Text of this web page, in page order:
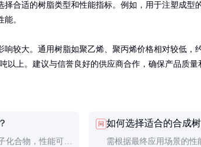
择合适的树脂类型和性能指标。例如，用于注塑成型
。
较大。通用树脂如聚乙烯、聚丙烯价格相对较低，
以上。建议与信誉良好的供应商合作，确保产品质量
化合物，性能可控
问 如何选择适合的合成树
需根据最终应用场景的性